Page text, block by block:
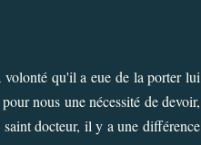
qu'il a eue de la porter lui
nous une nécessité de devoir,
docteur, il y a une différence